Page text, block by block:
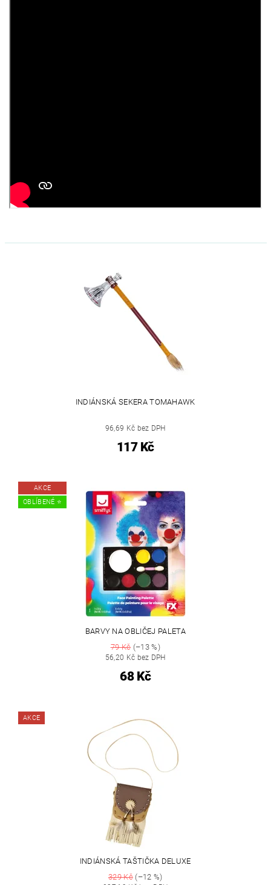
INDIÁNSKÁ SEKERA TOMAHAWK
96,69 Kč bez DPH
117 Kč
AKCE
OBLÍBENÉ ⭐️
BARVY NA OBLIČEJ PALETA
79 Kč(–13 %)
56,20 Kč bez DPH
68 Kč
AKCE
INDIÁNSKÁ TAŠTIČKA DELUXE
329 Kč(–12 %)